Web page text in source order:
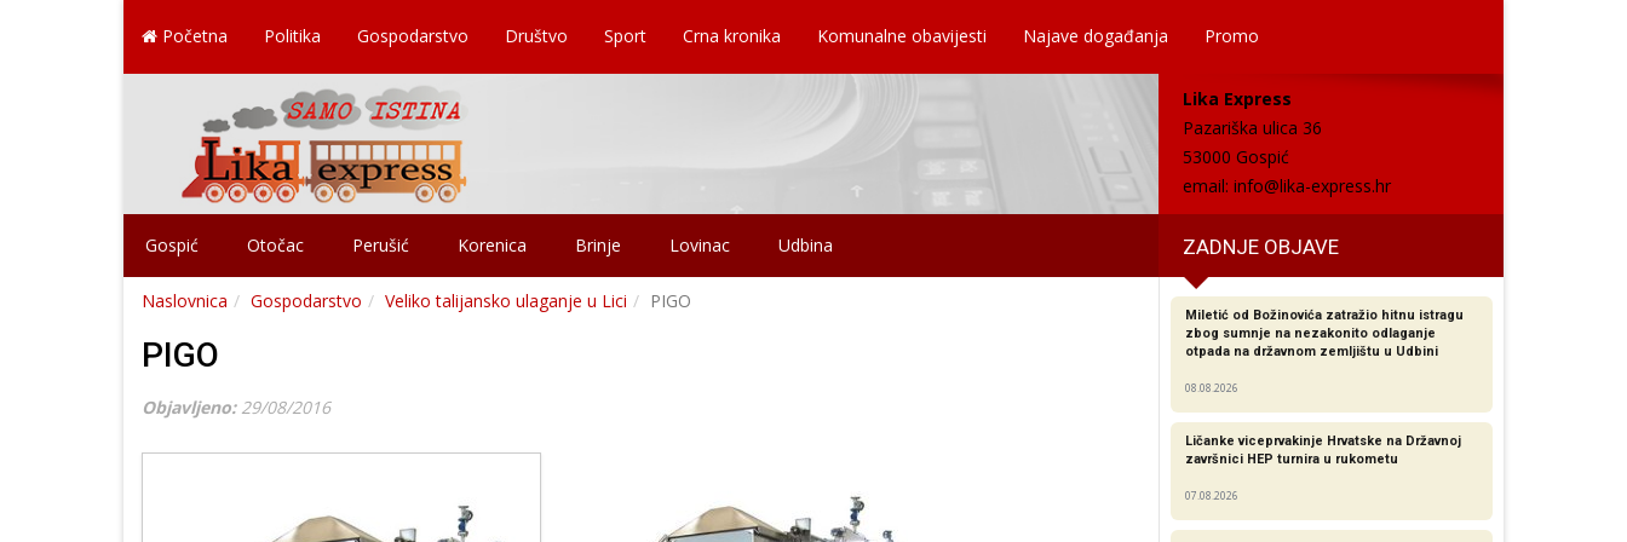
Početna Politika Gospodarstvo Društvo Sport Crna kronika Komunalne obavijesti Najave događanja Promo
Lika Express
Pazariška ulica 36
53000 Gospić
email: info@lika-express.hr
Gospić Otočac Perušić Korenica Brinje Lovinac Udbina ZADNJE OBJAVE
Naslovnica Gospodarstvo Veliko talijansko ulaganje u Lici PIGO
PIGO
Objavljeno: 29/08/2016
Miletić od Božinovića zatražio hitnu istragu
zbog sumnje na nezakonito odlaganje
otpada na državnom zemljištu u Udbini
08.08.2026
Ličanke viceprvakinje Hrvatske na Državnoj
završnici HEP turnira u rukometu
07.08.2026